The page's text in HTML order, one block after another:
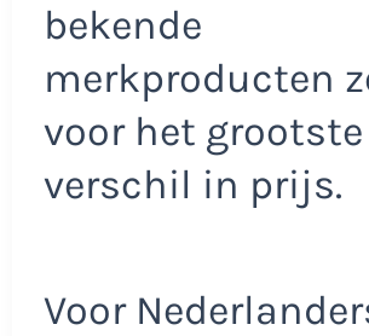
bekende
merkproducten
voor het grootste
verschil in prijs.
Voor